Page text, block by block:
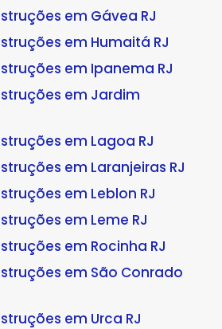
em Gávea RJ
em Humaitá RJ
em Ipanema RJ
em Jardim
em Lagoa RJ
em Laranjeiras RJ
em Leblon RJ
em Leme RJ
em Rocinha RJ
em São Conrado
em Urca RJ